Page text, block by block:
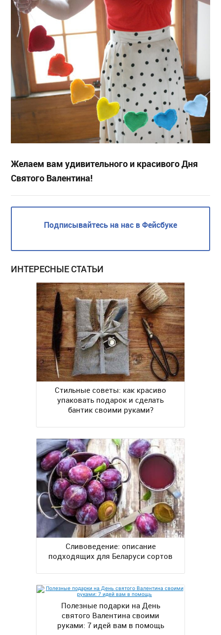
Желаем вам удивительного и красивого Дня
Святого Валентина!
Подписывайтесь на нас в Фейсбуке
ИНТЕРЕСНЫЕ СТАТЬИ
Стильные советы: как красиво
упаковать подарок и сделать
бантик своими руками?
Сливоведение: описание
подходящих для Беларуси сортов
Полезные подарки на День
святого Валентина своими
руками: 7 идей вам в помощь